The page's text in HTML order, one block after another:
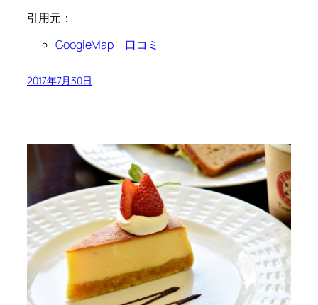
引用元：
GoogleMap 口コミ
2017年7月30日